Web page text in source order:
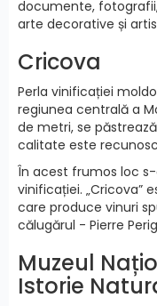
documente,
arte decorative și
Cricova
Perla vinificației
regiunea centrală a
de metri, se
calitate este
În acest frumos loc
vinificației. „Cricova”
care produce vinuri
călugărul - Pierre
Muzeul
Istorie